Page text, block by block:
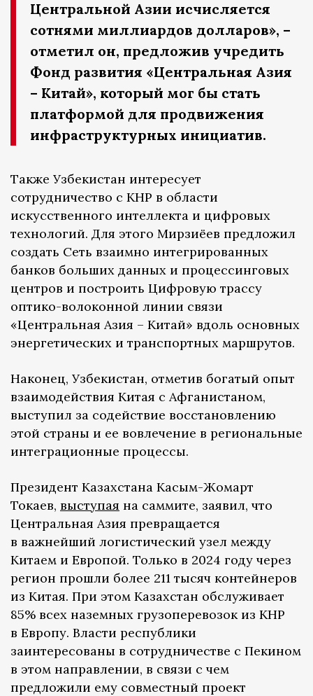
Центральной Азии исчисляется
сотнями миллиардов долларов», –
отметил он, предложив учредить
Фонд развития «Центральная Азия
– Китай», который мог бы стать
платформой для продвижения
инфраструктурных инициатив.
Также Узбекистан интересует
сотрудничество с КНР в области
искусственного интеллекта и цифровых
технологий. Для этого Мирзиёев предложил
создать Сеть взаимно интегрированных
банков больших данных и процессинговых
центров и построить Цифровую трассу
оптико-волоконной линии связи
«Центральная Азия – Китай» вдоль основных
энергетических и транспортных маршрутов.
Наконец, Узбекистан, отметив богатый опыт
взаимодействия Китая с Афганистаном,
выступил за содействие восстановлению
этой страны и ее вовлечение в региональные
интеграционные процессы.
Президент Казахстана Касым-Жомарт
Токаев, выступая на саммите, заявил, что
Центральная Азия превращается
в важнейший логистический узел между
Китаем и Европой. Только в 2024 году через
регион прошли более 211 тысяч контейнеров
из Китая. При этом Казахстан обслуживает
85% всех наземных грузоперевозок из КНР
в Европу. Власти республики
заинтересованы в сотрудничестве с Пекином
в этом направлении, в связи с чем
предложили ему совместный проект